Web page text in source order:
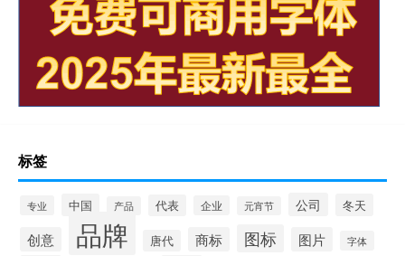
标签
专业 中国 产品 代表 企业 元宵节 公司 冬天
创意 品牌 唐代 商标 图标 图片 字体